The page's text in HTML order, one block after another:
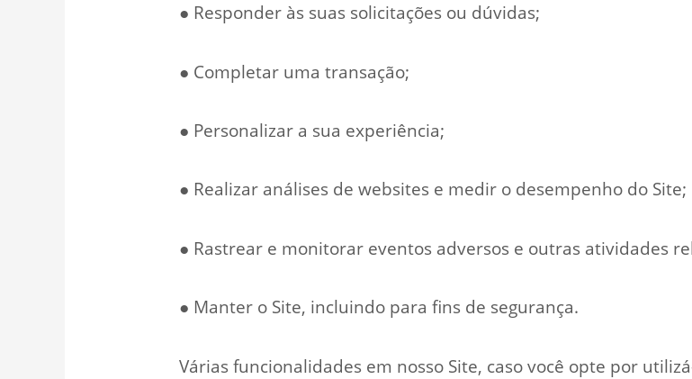
● Responder às suas solicitações ou dúvidas;
● Completar uma transação;
● Personalizar a sua experiência;
● Realizar análises de websites e medir o desempenho do Site;
● Rastrear e monitorar eventos adversos e outras atividades
● Manter o Site, incluindo para fins de segurança.
Várias funcionalidades em nosso Site, caso você opte por